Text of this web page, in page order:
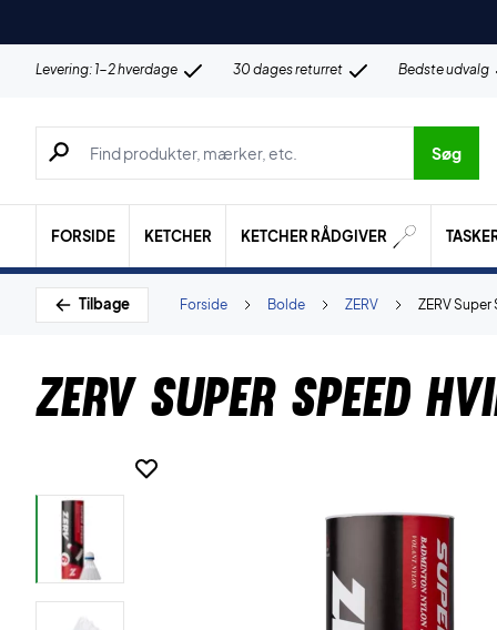
Levering: 1-2 hverdage 30 dages returret Bedste udvalg
Søg efter produkter, mærker etc.
Søg
FORSIDE KETCHER KETCHER RÅDGIVER
Tilbage ZERV
ZERV
Bolde
Forside
ZERV Super Speed